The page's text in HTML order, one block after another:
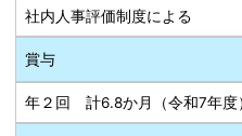
社内人事評価制度による
賞与
年２回 計6.8か月（令和7年度